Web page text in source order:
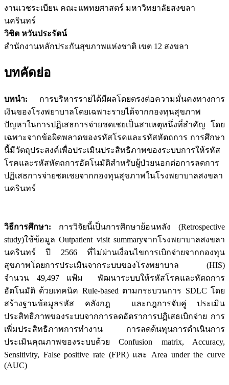
งานเวชระเบียน คณะแพทยศาสตร์ มหาวิทยาลัยสงขลา
นครินทร์
วิชิต หวันประรัตน์
สำนักงานหลักประกันสุขภาพแห่งชาติ เขต 12 สงขลา
บทคัดย่อ
บทนำ: การบริหารรายได้มีผลโดยตรงต่อความมั่นคงทางการ
เงินของโรงพยาบาลโดยเฉพาะรายได้จากกองทุนสุขภาพ
ปัญหาในการปฏิเสธการจ่ายชดเชยเป็นสาเหตุหนึ่งที่สำคัญ โดย
เฉพาะจากข้อผิดพลาดของรหัสโรคและรหัสหัตถการ การศึกษา
นี้มีวัตถุประสงค์เพื่อประเมินประสิทธิภาพของระบบการให้รหัส
โรคและรหัสหัตถการอัตโนมัติสำหรับผู้ป่วยนอกต่อการลดการ
ปฏิเสธการจ่ายชดเชยจากกองทุนสุขภาพในโรงพยาบาลสงขลา
นครินทร์
วิธีการศึกษา: การวิจัยนี้เป็นการศึกษาย้อนหลัง (Retrospective
study)ใช้ข้อมูล Outpatient visit summaryจากโรงพยาบาลสงขลา
นครินทร์ ปี 2566 ที่ไม่ผ่านเงื่อนไขการเบิกจ่ายจากกองทุน
สุขภาพโดยการประเมินจากระบบของโรงพยาบาล (HIS)
จำนวน 49,497 แฟ้ม พัฒนาระบบให้รหัสโรคและหัตถการ
อัตโนมัติ ด้วยเทคนิค Rule-based ตามกระบวนการ SDLC โดย
สร้างฐานข้อมูลรหัส คลังกฎ และกฎการจับคู่ ประเมิน
ประสิทธิภาพของระบบจากการลดอัตราการปฏิเสธเบิกจ่าย การ
เพิ่มประสิทธิภาพการทำงาน การลดต้นทุนการดำเนินการ
ประเมินคุณภาพของระบบด้วย Confusion matrix, Accuracy,
Sensitivity, False positive rate (FPR) และ Area under the curve
(AUC)